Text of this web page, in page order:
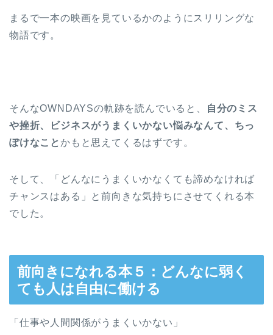
まるで一本の映画を見ているかのようにスリリングな
物語です。
そんなOWNDAYSの軌跡を読んでいると、
自分のミス
や挫折、ビジネスがうまくいかない悩みなんて、ちっ
ぽけなことかもと思えてくるはずです。
そして、「どんなにうまくいかなくても諦めなければ
チャンスはある」と前向きな気持ちにさせてくれる本
でした。
前向きになれる本５：どんなに弱く
ても人は自由に働ける
「仕事や人間関係がうまくいかない」